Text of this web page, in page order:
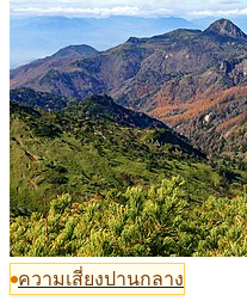
ความเสี่ยงปานกลาง